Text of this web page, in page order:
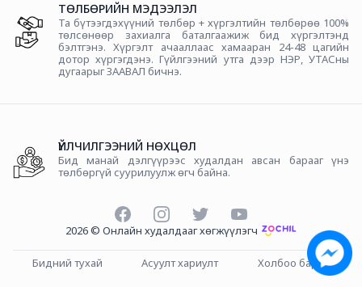
Та бүтээгдэхүүний төлбөр + хүргэлтийн төлбөрөө 100%
төлсөнөөр захиалга баталгаажиж бид хүргэлтэнд
бэлтгэнэ. Хүргэлт ачааллаас хамааран 24-48 цагийн
дотор хүргэгдэнэ. Гүйлгээний утга дээр НЭР, УТАСны
дугаарыг ЗААВАЛ бичнэ.
ТӨЛБӨРИЙН МЭДЭЭЛЭЛ
Бид манай дэлгүүрээс худалдан авсан барааг үнэ
төлбөргүй суурилуулж өгч байна.
ҮЙЛЧИЛГЭЭНИЙ НӨХЦӨЛ
FacebookInstagramTwitterYouTube
2026© Онлайн худалдааг хөгжүүлэгч
Бидний тухай Асуулт хариулт Холбоо барих